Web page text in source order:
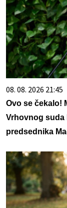
08. 08. 2026 21:45
Ovo se čekalo!
Vrhovnog suda
predsednika